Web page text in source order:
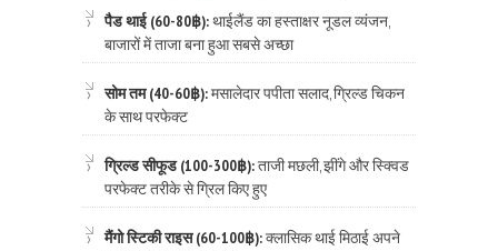
पैड थाई (60-80฿):थाईलैंड का हस्ताक्षर नूडल व्यंजन,
बाजारों में ताजा बना हुआ सबसे अच्छा
सोम तम (40-60฿):मसालेदार पपीता सलाद, ग्रिल्ड चिकन
के साथ परफेक्ट
ग्रिल्ड सीफूड (100-300฿):ताजी मछली, झींगे और स्क्विड
परफेक्ट तरीके से ग्रिल किए हुए
मैंगो स्टिकी राइस (60-100฿):क्लासिक थाई मिठाई अपने